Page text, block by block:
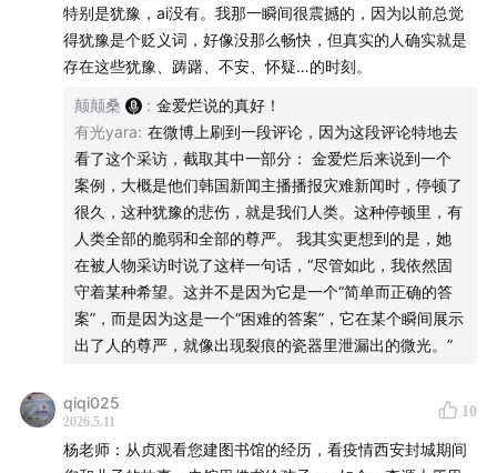
收听提示
两位老师关于过去十年的观察感受
袁长庚原计划在看理想开非虚构相关节目
过去十年纯文学和学术思想作品为何相对沉寂
现在的纯文学作品无法引起读者共鸣了吗
50:56 非虚构作品的文学性是次要的吗
特别是犹豫，ai没有。我那一瞬间很震撼的，因为以前总觉
得犹豫是个贬义词，好像没那么畅快，但真实的人确实就是
存在这些犹豫、踌躇、不安、怀疑…的时刻。
颠颠桑 : 金爱烂说的真好！
有光yara: 在微博上刷到一段评论，因为这段评论特地去
看了这个采访，截取其中一部分： 金爱烂后来说到一个
案例，大概是他们韩国新闻主播播报灾难新闻时，停顿了
很久，这种犹豫的悲伤，就是我们人类。这种停顿里，有
人类全部的脆弱和全部的尊严。 我其实更想到的是，她
在被人物采访时说了这样一句话，“尽管如此，我依然固
守着某种希望。这并不是因为它是一个“简单而正确的答
案”，而是因为这是一个“困难的答案”，它在某个瞬间展示
出了人的尊严，就像出现裂痕的瓷器里泄漏出的微光。”
qiqi025
2026.5.11
10
杨老师：从贞观看您建图书馆的经历，看疫情西安封城期间